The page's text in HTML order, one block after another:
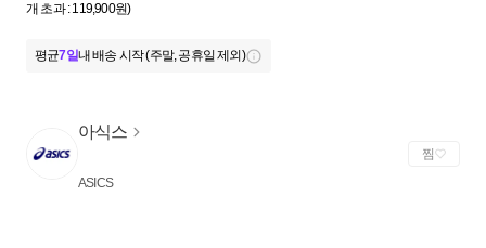
개 초과 : 119,900원)
평균7일내 배송 시작 (주말, 공휴일 제외)
아식스
ASICS
찜